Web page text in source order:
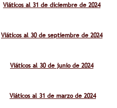
Viáticos al 31 de diciembre de 2024
Viáticos al 30 de septiembre de 2024
Viáticos al 30 de junio de 2024
Viáticos al 31 de marzo de 2024